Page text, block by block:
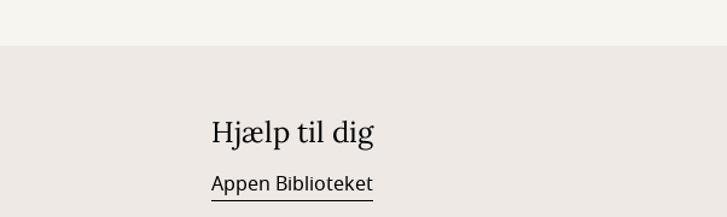
Hjælp til dig
Appen Biblioteket